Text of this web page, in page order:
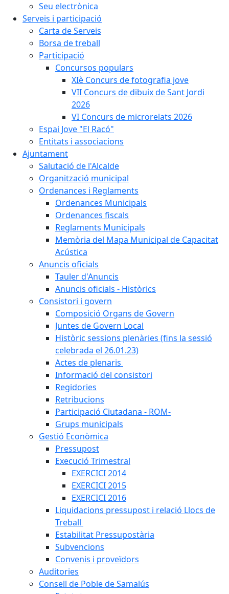
Seu electrònica
Serveis i participació
Carta de Serveis
Borsa de treball
Participació
Concursos populars
XIè Concurs de fotografia jove
VII Concurs de dibuix de Sant Jordi
2026
VI Concurs de microrelats 2026
Espai Jove "El Racó"
Entitats i associacions
Ajuntament
Salutació de l'Alcalde
Organització municipal
Ordenances i Reglaments
Ordenances Municipals
Ordenances fiscals
Reglaments Municipals
Memòria del Mapa Municipal de Capacitat
Acústica
Anuncis oficials
Tauler d'Anuncis
Anuncis oficials - Històrics
Consistori i govern
Composició Organs de Govern
Juntes de Govern Local
Històric sessions plenàries (fins la sessió
celebrada el 26.01.23)
Actes de plenaris
Informació del consistori
Regidories
Retribucions
Participació Ciutadana - ROM-
Grups municipals
Gestió Econòmica
Pressupost
Execució Trimestral
EXERCICI 2014
EXERCICI 2015
EXERCICI 2016
Liquidacions pressupost i relació Llocs de
Treball
Estabilitat Pressupostària
Subvencions
Convenis i proveïdors
Auditories
Consell de Poble de Samalús